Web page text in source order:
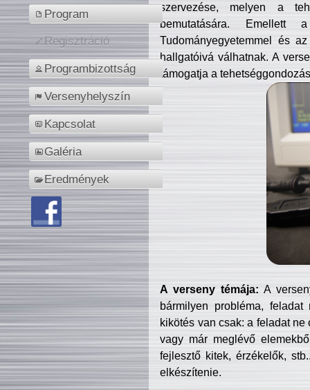
Program
Regisztráció
Programbizottság
Versenyhelyszín
Kapcsolat
Galéria
Eredmények
szervezése, melyen a
bemutatására. Emellett
Tudományegyetemmel és
hallgatóivá válhatnak. A
támogatja a
A verseny témája: A
bármilyen probléma, feladat
kikötés van csak: a feladat
vagy már meglévő
fejlesztő kitek, érzékelők,
elkészítenie.